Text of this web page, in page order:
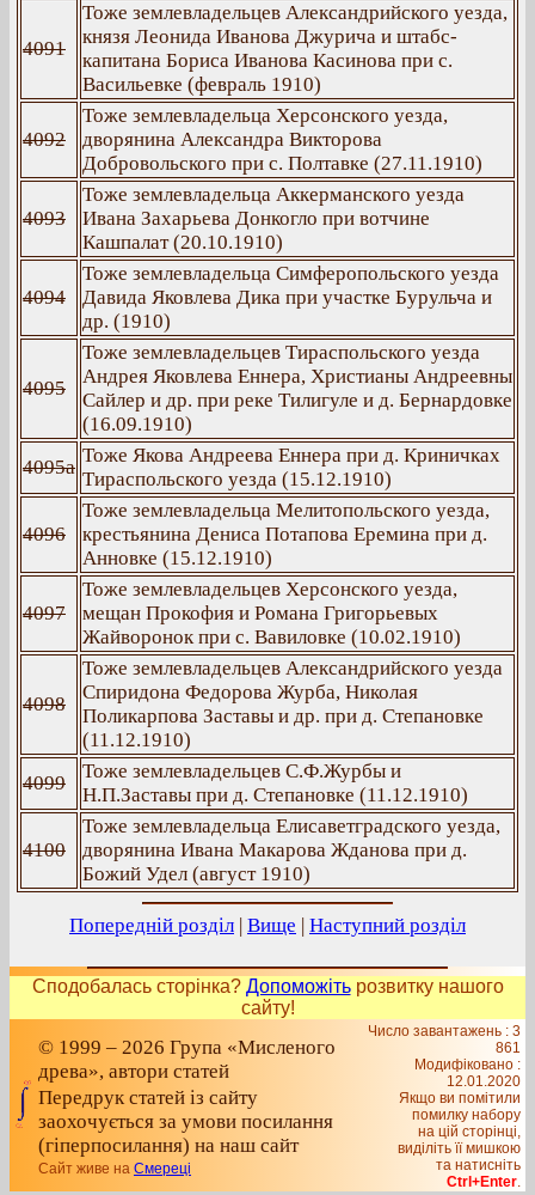
4091
Тоже землевладельцев Александрийского уезда,
князя Леонида Иванова Джурича и штабс-
капитана Бориса Иванова Касинова при с.
Васильевке (февраль 1910)
4092
Тоже землевладельца Херсонского уезда,
дворянина Александра Викторова
Добровольского при с. Полтавке (27.11.1910)
4093
Тоже землевладельца Аккерманского уезда
Ивана Захарьева Донкогло при вотчине
Кашпалат (20.10.1910)
4094
Тоже землевладельца Симферопольского уезда
Давида Яковлева Дика при участке Бурульча и
др. (1910)
4095
Тоже землевладельцев Тираспольского уезда
Андрея Яковлева Еннера, Христианы Андреевны
Сайлер и др. при реке Тилигуле и д. Бернардовке
(16.09.1910)
4095а
Тоже Якова Андреева Еннера при д. Криничках
Тираспольского уезда (15.12.1910)
4096
Тоже землевладельца Мелитопольского уезда,
крестьянина Дениса Потапова Еремина при д.
Анновке (15.12.1910)
4097
Тоже землевладельцев Херсонского уезда,
мещан Прокофия и Романа Григорьевых
Жайворонок при с. Вавиловке (10.02.1910)
4098
Тоже землевладельцев Александрийского уезда
Спиридона Федорова Журба, Николая
Поликарпова Заставы и др. при д. Степановке
(11.12.1910)
4099
Тоже землевладельцев С.Ф.Журбы и
Н.П.Заставы при д. Степановке (11.12.1910)
4100
Тоже землевладельца Елисаветградского уезда,
дворянина Ивана Макарова Жданова при д.
Божий Удел (август 1910)
Попередній розділ | Вище | Наступний розділ
Сподобалась сторінка? Допоможітьрозвитку нашого
сайту!
© 1999 – 2026 Група «Мисленого
древа», автори статей
Передрук статей із сайту
заохочується за умови посилання
(гіперпосилання) на наш сайт
Сайт живе на Смереці
Число завантажень : 3
861
Модифіковано :
12.01.2020
Якщо ви помітили
помилку набору
на цiй сторiнцi,
видiлiть її мишкою
та натисніть
Ctrl+Enter.